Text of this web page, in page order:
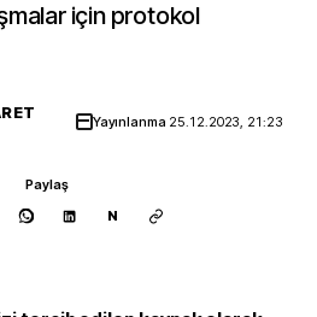
için protokol
Yayınlanma 25.12.2023, 21:23
Paylaş
N